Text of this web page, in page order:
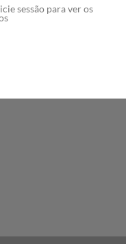
sessão para ver os